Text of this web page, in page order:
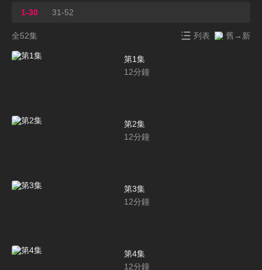
1-30 31-52
全52集 列表 舊→新
第1集
12分鐘
第2集
12分鐘
第3集
12分鐘
第4集
12分鐘